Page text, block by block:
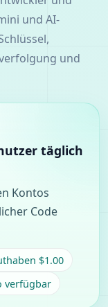
und AI-
und
täglich
Kontos
Code
$1.00
verfügbar